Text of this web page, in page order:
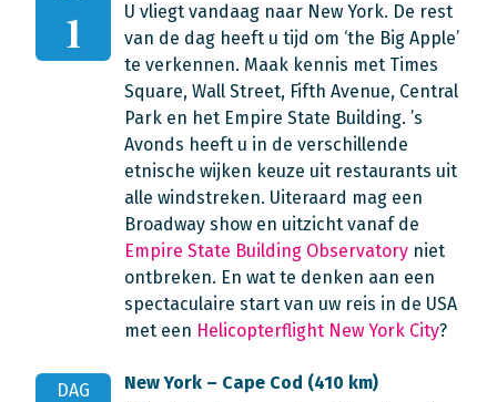
1
U vliegt vandaag naar New York. De rest
van de dag heeft u tijd om ‘the Big Apple’
te verkennen. Maak kennis met Times
Square, Wall Street, Fifth Avenue, Central
Park en het Empire State Building. ’s
Avonds heeft u in de verschillende
etnische wijken keuze uit restaurants uit
alle windstreken. Uiteraard mag een
Broadway show en uitzicht vanaf de
Empire State Building Observatory niet
ontbreken. En wat te denken aan een
spectaculaire start van uw reis in de USA
met een Helicopterflight New York City?
DAG
New York – Cape Cod (410 km)